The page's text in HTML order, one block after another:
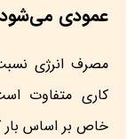
عمودی
مصرف انرژی
کاری متفاوت
خاص بر اساس بار